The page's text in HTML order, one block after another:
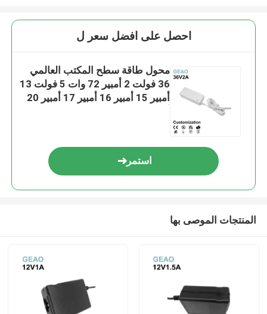
احصل على افضل سعر ل
محول طاقة سطح المكتب العالمي
36 فولت 2 أمبير 72 وات 5 فولت 13
أمبير 15 أمبير 16 أمبير 17 أمبير 20
استمر
المنتجات الموصى بها